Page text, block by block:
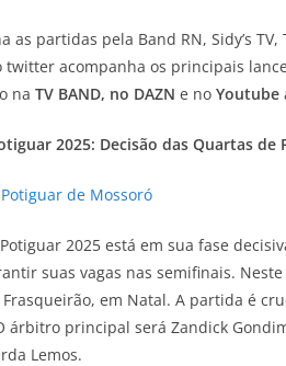
as partidas pela Band RN, Sidy’s
twitter acompanha os principais
na TV BAND, no DAZN e no Youtube
2025: Decisão das Quartas de
de Mossoró
2025 está em sua fase
suas vagas nas semifinais.
Frasqueirão, em Natal. A partida é
árbitro principal será Zandick
Lemos.